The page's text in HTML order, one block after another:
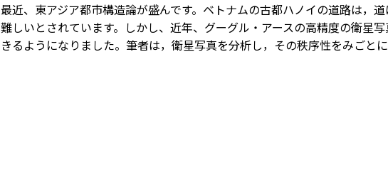
最近、東アジア都市構造論が盛んです。ベトナムの古都ハノイの道路は，
難しいとされています。しかし、近年、グーグル・アースの高精度の衛星
きるようになりました。筆者は，衛星写真を分析し，その秩序性をみごとに